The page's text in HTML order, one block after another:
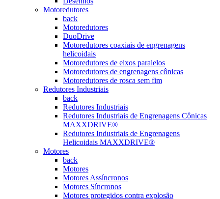
Motoredutores
back
Motoredutores
DuoDrive
Motoredutores coaxiais de engrenagens
helicoidais
Motoredutores de eixos paralelos
Motoredutores de engrenagens cônicas
Motoredutores de rosca sem fim
Redutores Industriais
back
Redutores Industriais
Redutores Industriais de Engrenagens Cônicas
MAXXDRIVE®
Redutores Industriais de Engrenagens
Helicoidais MAXXDRIVE®
Motores
back
Motores
Motores Assíncronos
Motores Síncronos
Motores protegidos contra explosão